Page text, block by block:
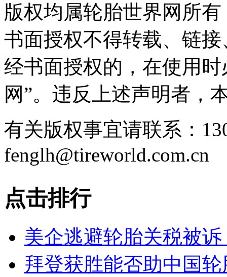
版权均属轮胎世界网所
书面授权不得转载、链
经书面授权的，在使用
网”。违反上述声明者，
有关版权事宜请联系：
fenglh@tireworld.com.cn
点击排行
美企逃避轮胎关税被
拜登获胜能否助中国